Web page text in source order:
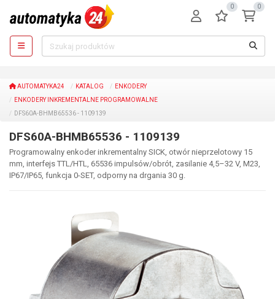
0 0
AUTOMATYKA24 KATALOG
ENKODERY
ENKODERY INKREMENTALNE PROGRAMOWALNE
DFS60A-BHMB65536 - 1109139
DFS60A-BHMB65536 - 1109139
Programowalny enkoder inkrementalny SICK, otwór nieprzelotowy 15
mm, interfejs TTL/HTL, 65536 impulsów/obrót, zasilanie 4,5–32 V, M23,
IP67/IP65, funkcja 0-SET, odporny na drgania 30 g.